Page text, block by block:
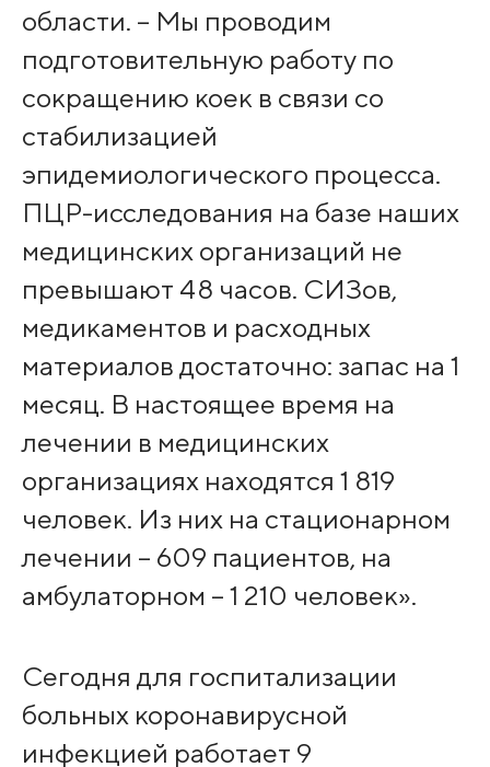
области. – Мы проводим
подготовительную работу по
сокращению коек в связи со
стабилизацией
эпидемиологического процесса.
ПЦР-исследования на базе наших
медицинских организаций не
превышают 48 часов. СИЗов,
медикаментов и расходных
материалов достаточно: запас на 1
месяц. В настоящее время на
лечении в медицинских
организациях находятся 1 819
человек. Из них на стационарном
лечении – 609 пациентов, на
амбулаторном – 1 210 человек».
Сегодня для госпитализации
больных коронавирусной
инфекцией работает 9